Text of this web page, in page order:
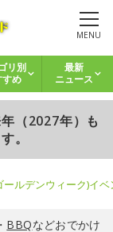
MENU
リ別
すめ
最新
ニュース
（2027年）も
。
ールデンウィーク)イ
・ BBQなどおでかけ